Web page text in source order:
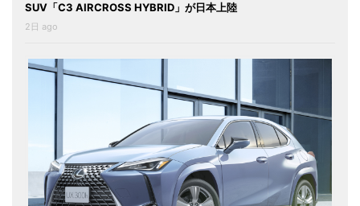
SUV「C3 AIRCROSS HYBRID」が日本上陸
2日 ago